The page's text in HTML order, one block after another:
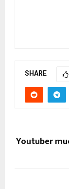
SHARE
Youtuber